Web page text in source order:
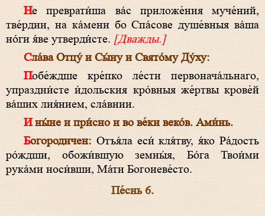
Не преврати́ша ва́с приложе́ния муче́ний,
тве́рдии, на ка́мени бо Спа́сове душе́вныя ва́ша
но́ги я́ве утверди́сте.[Дважды.]
Сла́ва Отцу́ и Сы́ну и Свято́му Ду́ху:
Побе́ждше кре́пко ле́сти первонача́льнаго,
упраздни́сте и́дольския кро́вныя же́ртвы крове́й
ва́ших лия́нием, сла́внии.
И ны́не и при́сно и во ве́ки веко́в. Ами́нь.
Богородичен:Отъя́ла еси́ кля́тву, я́ко Ра́дость
ро́ждши, обожи́вшую земны́я, Бо́га Твои́ми
рука́ми носи́вши, Ма́ти Богоневе́сто.
Пе́снь 6.